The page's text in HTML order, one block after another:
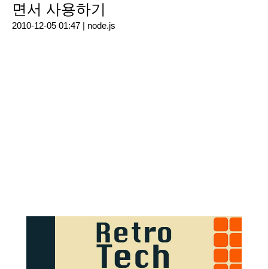
면서 사용하기
2010-12-05 01:47 | node.js